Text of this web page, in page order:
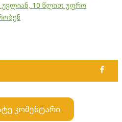
უვლიან, 10 წლით უფრო
კომენტარი